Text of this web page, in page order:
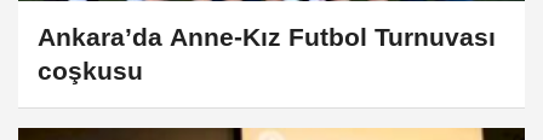
Ankara’da Anne-Kız Futbol Turnuvası
coşkusu